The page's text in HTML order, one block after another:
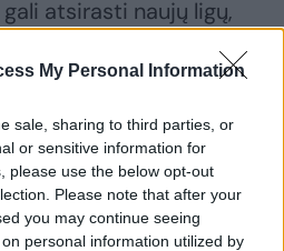
My Personal Information
sale, sharing to third parties, or
or sensitive information for
please use the below opt-out
Please note that after your
you may continue seeing
personal information utilized by
atsirasti naujų ligų,
gali užsikrėsti
atsparių